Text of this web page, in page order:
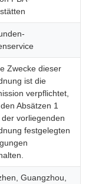
Zwecke dieser
ist die
verpflichtet,
Absätzen 1
der vorliegenden
festgelegten
Guangzhou,